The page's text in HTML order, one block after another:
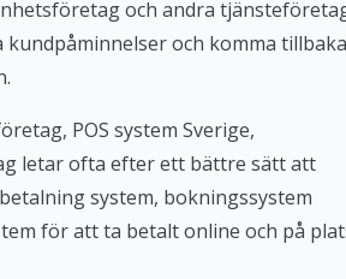
och andra
och komma tillbaka
POS system Sverige,
letar ofta efter ett bättre sätt att
system, bokningssystem
för att ta betalt online och på